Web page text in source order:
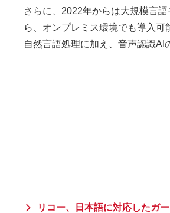
さらに、2022年からは大規模言
ら、オンプレミス環境でも導入
自然言語処理に加え、音声認識AI
リコー、日本語に対応したガ